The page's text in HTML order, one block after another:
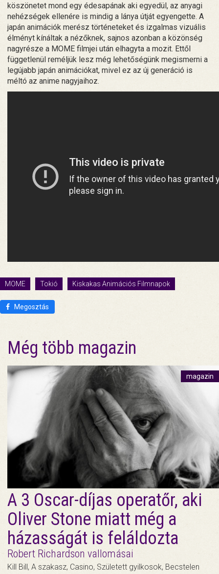
köszönetet mond egy édesapának aki egyedül, az anyagi
nehézségek ellenére is mindig a lánya útját egyengette. A
japán animációk merész történeteket és izgalmas vizuális
élményt kínáltak a nézőknek, sajnos azonban a közönség
nagyrésze a MOME filmjei után elhagyta a mozit. Ettől
függetlenül reméljük lesz még lehetőségünk megismerni a
legújabb japán animációkat, mivel ez az új generáció is
méltó az anime nagyjaihoz.
MOME Tokió Kiskakas Animációs Filmnapok
Megosztás
Még több magazin
magazin
A 3 Oscar-díjas operatőr, aki
Oliver Stone miatt még a
házasságát is feláldozta
Robert Richardson vallomásai
Kill Bill, A szakasz, Casino, Született gyilkosok, Becstelen